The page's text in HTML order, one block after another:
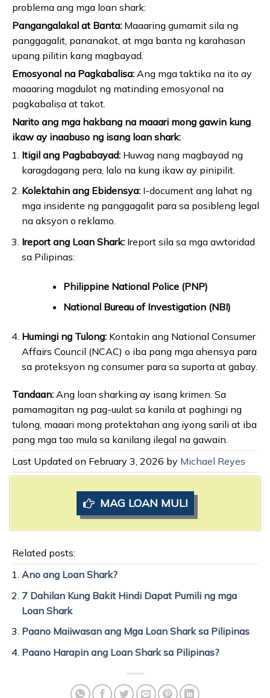
problema ang mga loan shark:
Pangangalakal at Banta: Maaaring gumamit sila ng
panggagalit, pananakot, at mga banta ng karahasan
upang pilitin kang magbayad.
Emosyonal na Pagkabalisa: Ang mga taktika na ito ay
maaaring magdulot ng matinding emosyonal na
pagkabalisa at takot.
Narito ang mga hakbang na maaari mong gawin kung
ikaw ay inaabuso ng isang loan shark:
Itigil ang Pagbabayad:Huwag nang magbayad ng
karagdagang pera, lalo na kung ikaw ay pinipilit.
Kolektahin ang Ebidensya:I-document ang lahat ng
mga insidente ng panggagalit para sa posibleng legal
na aksyon o reklamo.
Ireport ang Loan Shark:Ireport sila sa mga awtoridad
sa Pilipinas:
Philippine National Police (PNP)
National Bureau of Investigation (NBI)
Humingi ng Tulong:Kontakin ang National Consumer
Affairs Council (NCAC) o iba pang mga ahensya para
sa proteksyon ng consumer para sa suporta at gabay.
Tandaan: Ang loan sharking ay isang krimen. Sa
pamamagitan ng pag-uulat sa kanila at paghingi ng
tulong, maaari mong protektahan ang iyong sarili at iba
pang mga tao mula sa kanilang ilegal na gawain.
Last Updated on February 3, 2026 by Michael Reyes
MAG LOAN MULI
Related posts:
Ano ang Loan Shark?
7 Dahilan Kung Bakit Hindi Dapat Pumili ng mga
Loan Shark
Paano Maiiwasan ang Mga Loan Shark sa Pilipinas
Paano Harapin ang Loan Shark sa Pilipinas?